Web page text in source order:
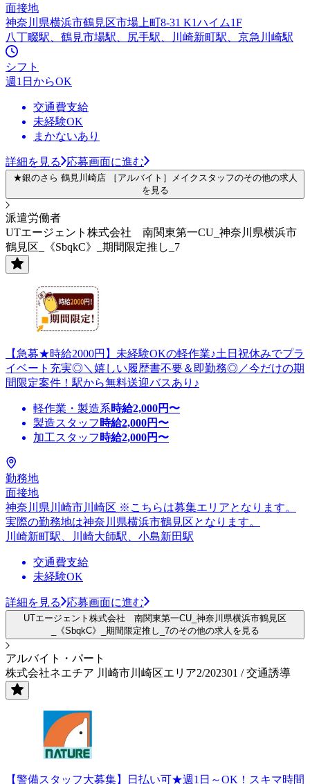
面接地
神奈川県横浜市鶴見区市場上町8-31 K1ハイム1F
八丁畷駅、鶴見市場駅、尻手駅、川崎新町駅、京急川崎駅
シフト
週1日からOK
交通費支給
未経験OK
まかないあり
詳細を見る 応募画面に進む
★銀のさら 鶴見川崎店 ［アルバイト］メイクスタッフのその他の求人
を見る
派遣労働者
UTエージェント株式会社 南関東第一CU_神奈川県横浜市
鶴見区_《SbqkC》_期間限定推し_7
【急募★時給2000円】未経験OKの軽作業♪土日祝休みでプラ
イベート充実◎＼嬉しい履歴書不要＆即勤務◎／今だけの期
間限定案件！駅から無料送迎バスあり♪
軽作業・製造系時給2,000円〜
製造スタッフ 時給2,000円〜
加工スタッフ 時給2,000円〜
勤務地
面接地
神奈川県川崎市川崎区 ※こちらは募集エリアとなります。
実際の勤務地は神奈川県横浜市鶴見区となります。
川崎新町駅、川崎大師駅、小島新田駅
交通費支給
未経験OK
詳細を見る 応募画面に進む
UTエージェント株式会社 南関東第一CU_神奈川県横浜市鶴見区
_《SbqkC》_期間限定推し_7のその他の求人を見る
アルバイト・パート
株式会社ネエチア 川崎市川崎区エリア2/202301 / 交通誘導
【警備スタッフ大募集】日払い可★週1日～OK！スキマ時間